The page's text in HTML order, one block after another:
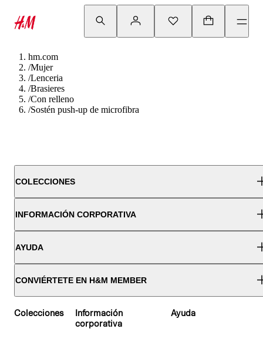
hm.com
/Mujer
/Lenceria
/Brasieres
/Con relleno
/Sostén push-up de microfibra
COLECCIONES
INFORMACIÓN CORPORATIVA
AYUDA
CONVIÉRTETE EN H&M MEMBER
Colecciones
Información
corporativa
Ayuda